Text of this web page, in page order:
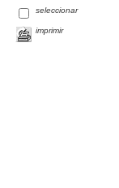
seleccionar
imprimir